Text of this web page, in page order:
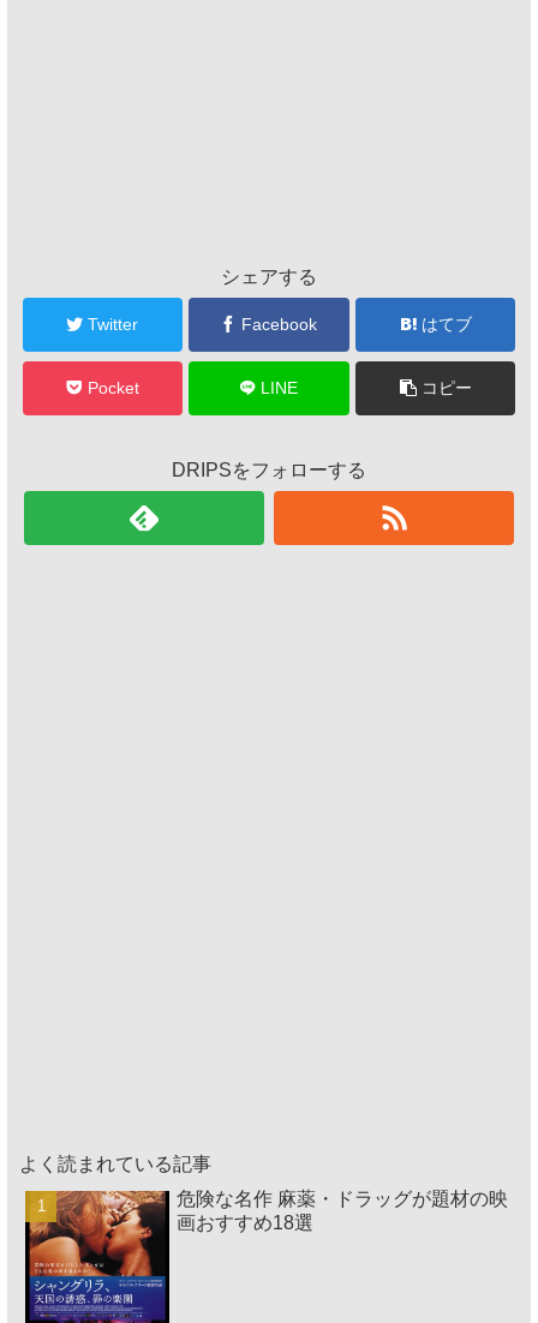
シェアする
Twitter Facebook はてブ
Pocket LINE コピー
DRIPSをフォローする
よく読まれている記事
危険な名作 麻薬・ドラッグが題材の映
画おすすめ18選